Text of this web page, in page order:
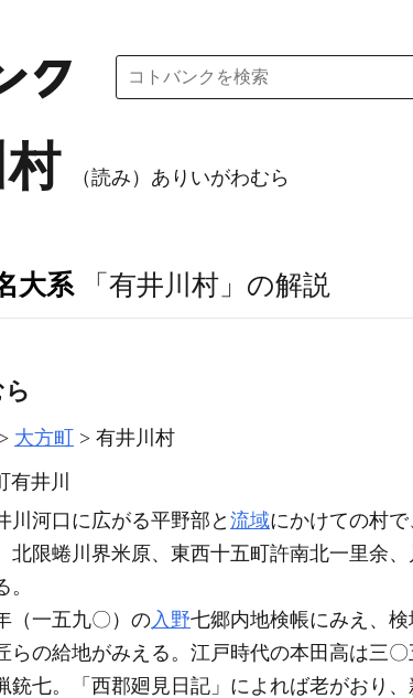
（読み）ありいがわむら
大系 「有井川村」の解説
大方町
有井川村
有井川
川河口に広がる平野部と流域にかけての村で
北限蜷川界米原、東西十五町許南北一里余
。
（一五九〇） の入野七郷内地検帳にみえ、
らの給地がみえる。江戸時代の本田高は三〇
銃七。「西郡廻見日記」によれば老がおり